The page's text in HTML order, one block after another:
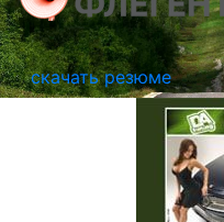
скачать резюме